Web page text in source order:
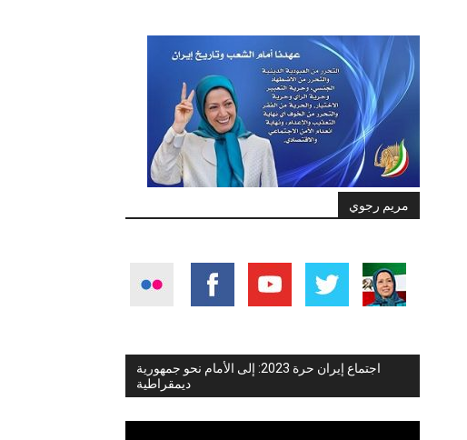
مريم رجوي
اجتماع إيران حرة 2023: إلى الأمام نحو جمهورية
ديمقراطية